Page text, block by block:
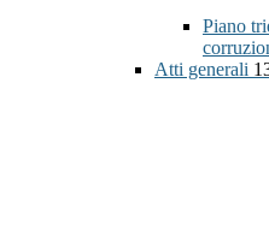
Piano
Atti generali